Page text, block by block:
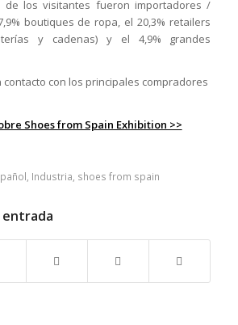
de los visitantes fueron importadores /
boutiques de ropa, el 20,3% retailers
y cadenas) y el 4,9% grandes
contacto con los principales compradores
Shoes from Spain Exhibition >>
Industria shoes from spain